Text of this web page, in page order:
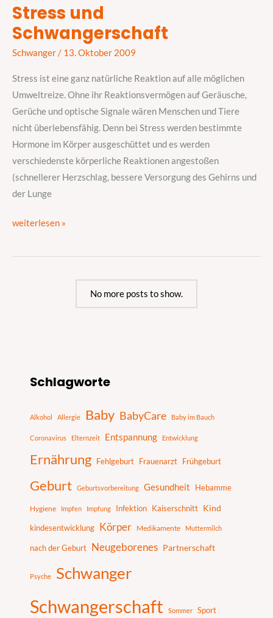
Stress und
Schwangerschaft
Schwanger/ 13. Oktober 2009
Stress ist eine ganz natürliche Reaktion auf alle möglichen
Umweltreize. Ohne ihr Reaktionsvermögen auf Geräusche,
Gerüche und optische Signale wären Menschen und Tiere
nicht überlebensfähig. Denn bei Stress werden bestimmte
Hormone im Körper ausgeschüttet und es werden
verschiedenste körperliche Reaktionen angestoßen
(schnellerer Herzschlag, bessere Versorgung des Gehirns und
der Lunge
Stress
und
weiterlesen »
No more posts to show.
Schlagworte
Alkohol Allergie Baby BabyCare Baby im Bauch
Coronavirus Elternzeit Entspannung Entwicklung
Ernährung Fehlgeburt Frauenarzt Frühgeburt
Geburt Geburtsvorbereitung Gesundheit Hebamme
Hygiene Impfen Impfung Infektion Kaiserschnitt Kind
kindesentwicklung Körper Medikamente Muttermilch
nach der Geburt Neugeborenes Partnerschaft
Psyche Schwanger
Schwangerschaft Sommer Sport
u
h
e
n